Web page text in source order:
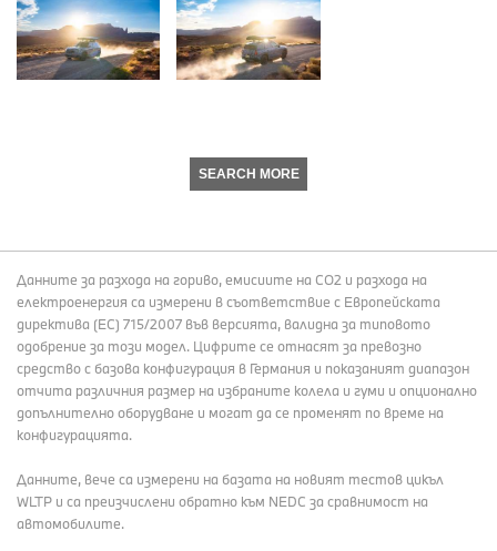
SEARCH MORE
Данните за разхода на гориво, емисиите на СО2 и разхода на
електроенергия са измерени в съответствие с Европейската
директива (EC) 715/2007 във версията, валидна за типовото
одобрение за този модел. Цифрите се отнасят за превозно
средство с базова конфигурация в Германия и показаният диапазон
отчита различния размер на избраните колела и гуми и опционално
допълнително оборудване и могат да се променят по време на
конфигурацията.
Данните, вече са измерени на базата на новият тестов цикъл
WLTP и са преизчислени обратно към NEDC за сравнимост на
автомобилите.